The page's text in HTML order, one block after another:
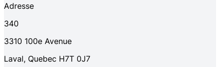
Adresse
340
3310 100e Avenue
Laval, Quebec H7T 0J7